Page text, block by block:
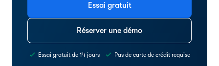
Essai gratuit
Réserver une démo
Essai gratuit de 14 jours Pas de carte de crédit requise